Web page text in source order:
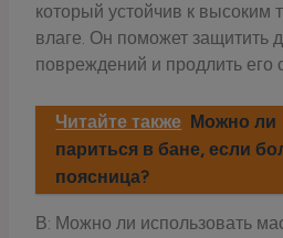
который устойчив к высоким
влаге. Он поможет защитить
повреждений и продлить его
Читайте также Можно ли
париться в бане, если
поясница?
В: Можно ли использовать